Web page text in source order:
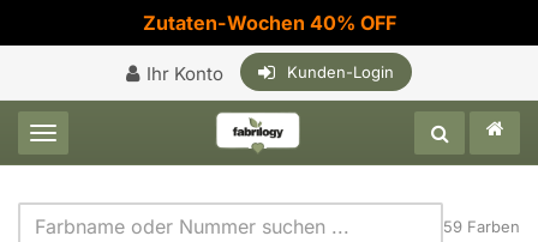
Zutaten-Wochen 40% OFF
Ihr Konto Kunden-Login
Toggle navigation
59 Farben